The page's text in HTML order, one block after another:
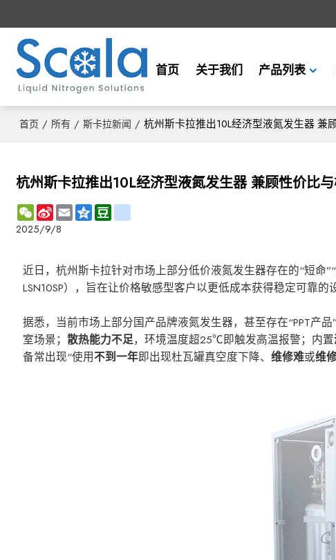
首页 关于我们 产品列表
首页 / 所有 / 斯卡拉新闻 / 杭州斯卡拉推出10L经济型液氮发生器 兼
杭州斯卡拉推出10L经济型液氮发生器 兼顾性价比
WeChat
Sina
Weibo
EmailQzoneDouban
2025/9/8
近日，杭州斯卡拉针对市场上部分低价液氮发生器存在的“短命
LSN10SP），旨在让价格敏感型客户以更低成本获得稳定可靠的
据悉，当前市场上部分国产品牌液氮发生器，甚至存在“PPT产
室场景；散热能力不足，环境温度超25℃即触发高温报警；内置
备常出现“使用不到一年即出现杜瓦罐真空度下降、维修难或维